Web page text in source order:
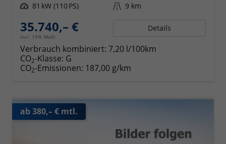
Leistung 81 kW (110 PS) Kilometerstand 9 km
35.740,– €
incl. 19% MwSt.
Details
Verbrauch kombiniert: 7,20 l/100km
CO2-Klasse: G
CO2-Emissionen: 187,00 g/km
ab 380,– € mtl.